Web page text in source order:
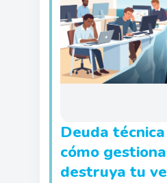
Deuda
cómo
destruya tu